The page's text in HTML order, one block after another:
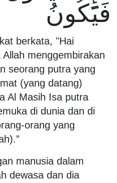
فَيَكُونُ
berkata, "Hai
menggembirakan
seorang putra yang
(yang datang)
Al Masih Isa putra
di dunia dan di
orang yang
manusia dalam
dewasa dan dia